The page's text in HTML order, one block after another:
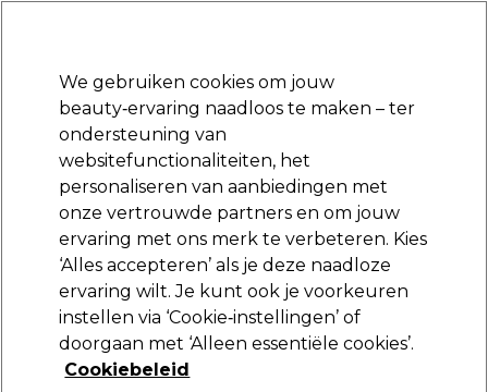
Aanmelden
Merken Deals Haar Elektra
Volgende dag geleverd*
Na verzending, maandag t/m vrijdag
Jean Marin Make-Up
Jean Marin Blush Kwast
20,35 €
We gebruiken cookies om jouw
beauty‑ervaring naadloos te maken – ter
ondersteuning van
websitefunctionaliteiten, het
personaliseren van aanbiedingen met
onze vertrouwde partners en om jouw
ervaring met ons merk te verbeteren. Kies
‘Alles accepteren’ als je deze naadloze
ervaring wilt. Je kunt ook je voorkeuren
instellen via ‘Cookie‑instellingen’ of
doorgaan met ‘Alleen essentiële cookies’.
Cookiebeleid